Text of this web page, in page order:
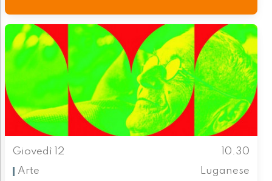
Giovedì 12
10.30
Arte
Luganese